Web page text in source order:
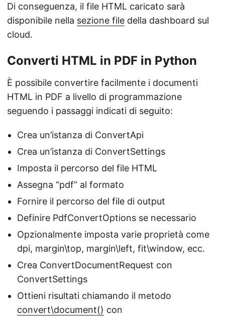
Di conseguenza, il file HTML caricato sarà
disponibile nella sezione file della dashboard sul
cloud.
Converti HTML in PDF in Python
È possibile convertire facilmente i documenti
HTML in PDF a livello di programmazione
seguendo i passaggi indicati di seguito:
Crea un’istanza di ConvertApi
Crea un’istanza di ConvertSettings
Imposta il percorso del file HTML
Assegna “pdf” al formato
Fornire il percorso del file di output
Definire PdfConvertOptions se necessario
Opzionalmente imposta varie proprietà come
dpi, margin\top, margin\left, fit\window, ecc.
Crea ConvertDocumentRequest con
ConvertSettings
Ottieni risultati chiamando il metodo
convert\document() con